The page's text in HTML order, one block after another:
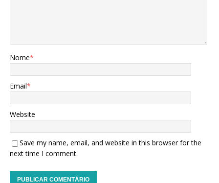
Nome*
Email*
Website
Save my name, email, and website in this browser for the
next time I comment.